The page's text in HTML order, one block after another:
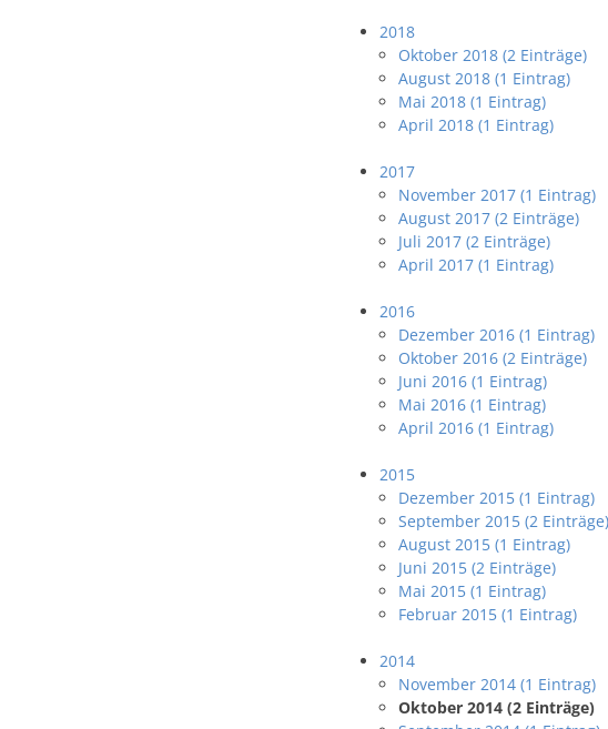
2018
Oktober 2018 (2 Einträge)
August 2018 (1 Eintrag)
Mai 2018 (1 Eintrag)
April 2018 (1 Eintrag)
2017
November 2017 (1 Eintrag)
August 2017 (2 Einträge)
Juli 2017 (2 Einträge)
April 2017 (1 Eintrag)
2016
Dezember 2016 (1 Eintrag)
Oktober 2016 (2 Einträge)
Juni 2016 (1 Eintrag)
Mai 2016 (1 Eintrag)
April 2016 (1 Eintrag)
2015
Dezember 2015 (1 Eintrag)
September 2015 (2 Einträge)
August 2015 (1 Eintrag)
Juni 2015 (2 Einträge)
Mai 2015 (1 Eintrag)
Februar 2015 (1 Eintrag)
2014
November 2014 (1 Eintrag)
Oktober 2014 (2 Einträge)